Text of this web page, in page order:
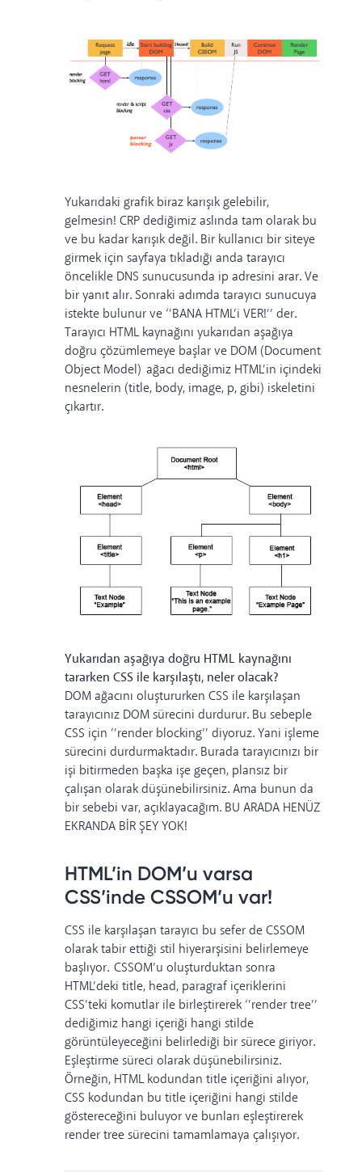
Yukarıdaki grafik biraz karışık gelebilir,
gelmesin! CRP dediğimiz aslında tam olarak bu
ve bu kadar karışık değil. Bir kullanıcı bir siteye
girmek için sayfaya tıkladığı anda tarayıcı
öncelikle DNS sunucusunda ip adresini arar. Ve
bir yanıt alır. Sonraki adımda tarayıcı sunucuya
istekte bulunur ve ‘’BANA HTML’i VER!’’ der.
Tarayıcı HTML kaynağını yukarıdan aşağıya
doğru çözümlemeye başlar ve DOM (Document
Object Model) ağacı dediğimiz HTML’in içindeki
nesnelerin (title, body, image, p, gibi) iskeletini
çıkartır.
Yukarıdan aşağıya doğru HTML kaynağını
tararken CSS ile karşılaştı, neler olacak?
DOM ağacını oluştururken CSS ile karşılaşan
tarayıcınız DOM sürecini durdurur. Bu sebeple
CSS için ‘’render blocking’’ diyoruz. Yani işleme
sürecini durdurmaktadır. Burada tarayıcınızı bir
işi bitirmeden başka işe geçen, plansız bir
çalışan olarak düşünebilirsiniz. Ama bunun da
bir sebebi var, açıklayacağım. BU ARADA HENÜZ
EKRANDA BİR ŞEY YOK!
HTML’in DOM’u varsa
CSS’inde CSSOM’u var!
CSS ile karşılaşan tarayıcı bu sefer de CSSOM
olarak tabir ettiği stil hiyerarşisini belirlemeye
başlıyor. CSSOM’u oluşturduktan sonra
HTML’deki title, head, paragraf içeriklerini
CSS’teki komutlar ile birleştirerek ‘’render tree’’
dediğimiz hangi içeriği hangi stilde
görüntüleyeceğini belirlediği bir sürece giriyor.
Eşleştirme süreci olarak düşünebilirsiniz.
Örneğin, HTML kodundan title içeriğini alıyor,
CSS kodundan bu title içeriğini hangi stilde
göstereceğini buluyor ve bunları eşleştirerek
render tree sürecini tamamlamaya çalışıyor.